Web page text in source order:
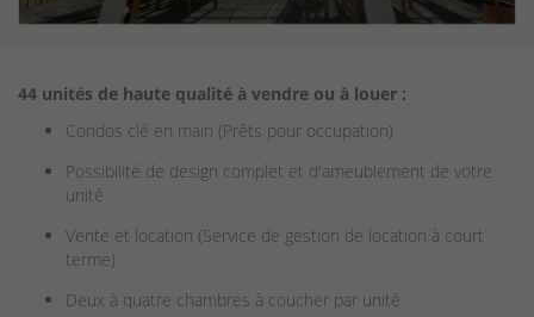
44 unités de haute qualité à vendre ou à louer :
Condos clé en main (Prêts pour occupation)
Possibilité de design complet et d'ameublement de votre
unité
Vente et location (Service de gestion de location à court
terme)
Deux à quatre chambres à coucher par unité